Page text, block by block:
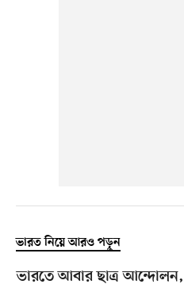
ভারত নিয়ে আরও পড়ুন
ভারতে আবার ছাত্র আন্দোলন,